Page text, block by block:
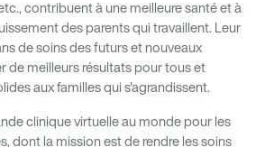
contribuent à une meilleure santé et à
des parents qui travaillent. Leur
de soins des futurs et nouveaux
de meilleurs résultats pour tous et
aux familles qui s'agrandissent.
clinique virtuelle au monde pour les
dont la mission est de rendre les soins